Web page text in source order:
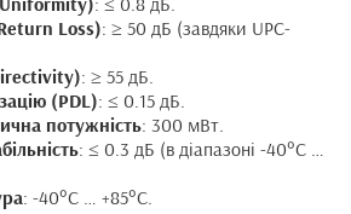
Loss): ≥ 50 дБ (завдяки UPC-
: ≥ 55 дБ.
(PDL): ≤ 0.15 дБ.
потужність: 300 мВт.
: ≤ 0.3 дБ (в діапазоні -40°C …
: -40°C … +85°C.